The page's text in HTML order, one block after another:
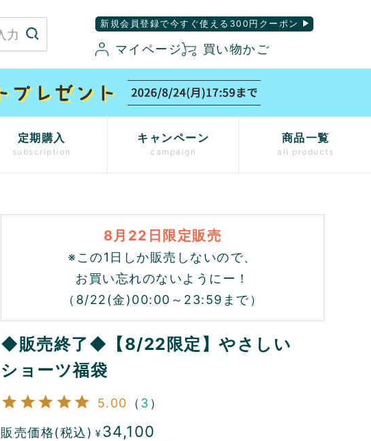
新規会員登録で今すぐ使える300円クーポン
マイページ 買い物かご
定期購入
subscription
キャンペーン
campaign
商品一覧
all products
8月22日限定販売
※この1日しか販売しないので、
お買い忘れのないようにー！
（8/22(金)00:00～23:59まで）
◆販売終了◆【8/22限定】やさしい
ショーツ福袋
5.00 （ 3 ）
販売価格(税込) ¥34,100